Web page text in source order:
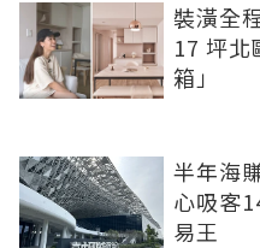
裝潢全
17 坪北
箱」
半年海
心吸客
易王